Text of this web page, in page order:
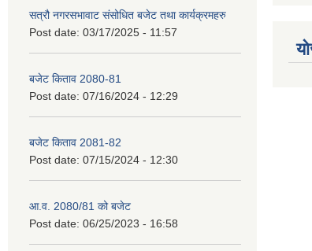
सत्रौ नगरसभावाट संसोधित बजेट तथा कार्यक्रमहरु
Post date: 03/17/2025 - 11:57
बजेट किताव 2080-81
Post date: 07/16/2024 - 12:29
बजेट किताव 2081-82
Post date: 07/15/2024 - 12:30
आ.व. 2080/81 को बजेट
Post date: 06/25/2023 - 16:58